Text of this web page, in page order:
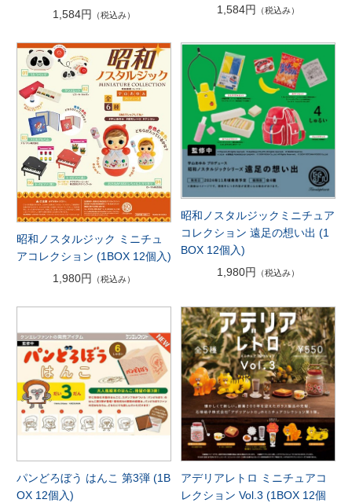
1,584円
（税込み）
1,584円
（税込み）
昭和ノスタルジック ミニチュ
アコレクション (1BOX 12個入)
1,980円
（税込み）
昭和ノスタルジックミニチュア
コレクション 遠足の想い出 (1
BOX 12個入)
1,980円
（税込み）
パンどろぼう はんこ 第3弾 (1B
OX 12個入)
アデリアレトロ ミニチュアコ
レクション Vol.3 (1BOX 12個